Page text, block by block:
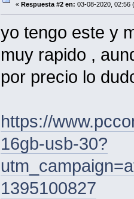
« Respuesta #2 en: 03-08-2020, 02:56
yo tengo este y
muy rapido ,
por precio lo
https://
16gb-usb-30?
1395100827